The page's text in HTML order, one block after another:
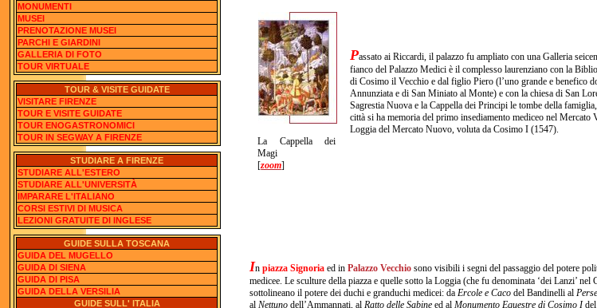
MONUMENTI
MUSEI
PRENOTAZIONE MUSEI
PARCHI E GIARDINI
GALLERIA DI FOTO
TOUR VIRTUALE
TOUR & VISITE GUIDATE
VISITARE FIRENZE
TOUR E VISITE GUIDATE
TOUR ENOGASTRONOMICI
TOUR IN SEGWAY A FIRENZE
STUDIARE A FIRENZE
STUDIARE ALL'ESTERO
STUDIARE ALL'UNIVERSITÀ
IMPARARE L'ITALIANO
CORSI ESTIVI DI MUSICA
LEZIONI GRATUITE DI INGLESE
GUIDE SULLA TOSCANA
GUIDA DEL MUGELLO
GUIDA DI SIENA
GUIDA DI PISA
GUIDA DELLA VERSILIA
GUIDE SULL' ITALIA
La Cappella dei
Magi
[zoom]
Passato ai Riccardi, il palazzo fu ampliato con una Galleria
fianco del Palazzo Medici è il complesso laurenziano con la
di Cosimo il Vecchio e dal figlio Piero (l’uno grande e benefico
Annunziata e di San Miniato al Monte) e con la chiesa di San
Sagrestia Nuova e la Cappella dei Principi le tombe della
città si ha memoria del primo insediamento mediceo nel
Loggia del Mercato Nuovo, voluta da Cosimo I (1547).
Inpiazza Signoria ed inPalazzo Vecchio sono visibili i segni del passaggio del potere
medicee. Le sculture della piazza e quelle sotto la Loggia (che fu denominata ‘dei Lanzi’ nel
sottolineano il potere dei duchi e granduchi medicei: da Ercole e Cacodel Bandinelli al
al Nettunodell’Ammannati, al Ratto delle Sabineed al Monumento Equestre di Cosimo Idel